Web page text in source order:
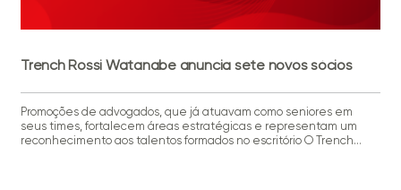
Trench Rossi Watanabe anuncia sete novos sócios
Promoções de advogados, que já atuavam como seniores em
seus times, fortalecem áreas estratégicas e representam um
reconhecimento aos talentos formados no escritório O Trench